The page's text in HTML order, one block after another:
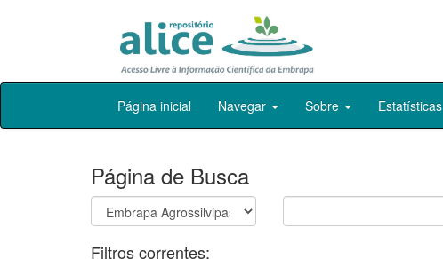
Skip
Página inicial Navegar Sobre Estatísticas
Página de Busca
Filtros correntes: